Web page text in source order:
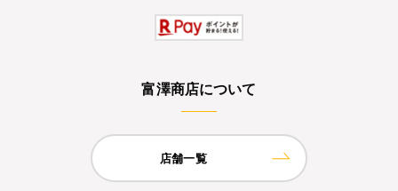
富澤商店について
店舗一覧